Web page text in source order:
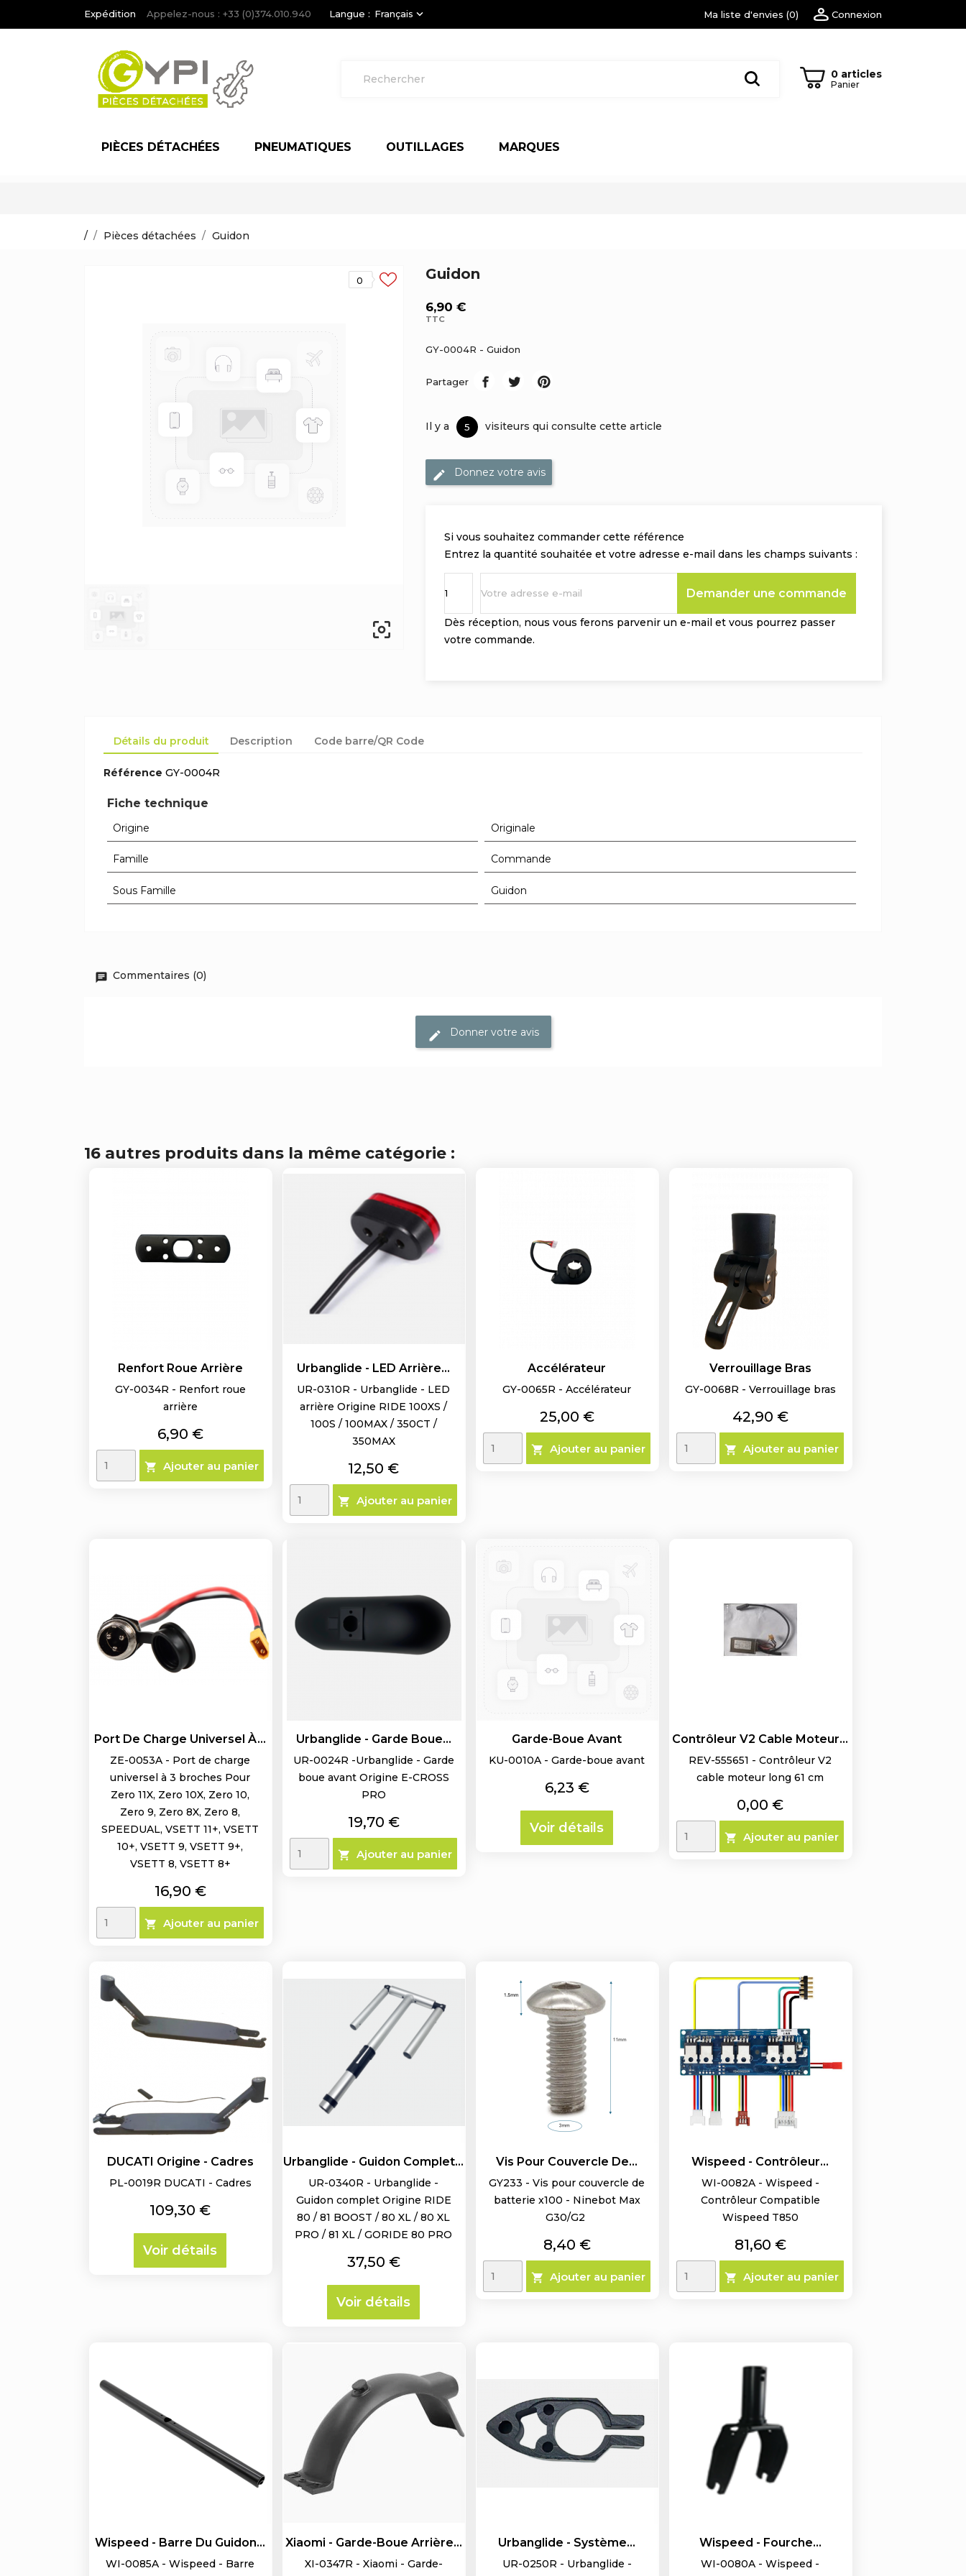
Expédition Appelez-nous : +33 (0)374.010.940 Langue : Français keyboard_arrow_down Ma liste d'envies (0) Connexion
0 articles
Panier
PIÈCES DÉTACHÉES PNEUMATIQUES OUTILLAGES MARQUES
/ Pièces détachées Guidon

0 Guidon
6,90 €
TTC
GY-0004R - Guidon
Partager
Il y a 5 visiteurs qui consulte cette article
Donnez votre avis
Si vous souhaitez commander cette référence
Entrez la quantité souhaitée et votre adresse e-mail dans les champs suivants :
Demander une commande
Dès réception, nous vous ferons parvenir un e-mail et vous pourrez passer
votre commande.
Détails du produit Description Code barre/QR Code
Référence GY-0004R
Fiche technique
Origine Originale
Famille Commande
Sous Famille Guidon
Commentaires (0)
Donner votre avis
16 autres produits dans la même catégorie :
Renfort Roue Arrière
GY-0034R - Renfort roue
arrière
Prix
6,90 €
 Ajouter au panier
Urbanglide - LED Arrière...
UR-0310R - Urbanglide - LED
arrière Origine RIDE 100XS /
100S / 100MAX / 350CT /
350MAX
Prix
12,50 €
 Ajouter au panier
Accélérateur
GY-0065R - Accélérateur
Prix
25,00 €
 Ajouter au panier
Verrouillage Bras
GY-0068R - Verrouillage bras
Prix
42,90 €
 Ajouter au panier
Port De Charge Universel À...
ZE-0053A - Port de charge
universel à 3 broches Pour
Zero 11X, Zero 10X, Zero 10,
Zero 9, Zero 8X, Zero 8,
SPEEDUAL, VSETT 11+, VSETT
10+, VSETT 9, VSETT 9+,
VSETT 8, VSETT 8+
Prix
16,90 €
 Ajouter au panier
Urbanglide - Garde Boue...
UR-0024R -Urbanglide - Garde
boue avant Origine E-CROSS
PRO
Prix
19,70 €
 Ajouter au panier
Garde-Boue Avant
KU-0010A - Garde-boue avant
Prix
6,23 €
Voir détails
Contrôleur V2 Cable Moteur...
REV-555651 - Contrôleur V2
cable moteur long 61 cm
Prix
0,00 €
 Ajouter au panier
DUCATI Origine - Cadres
PL-0019R DUCATI - Cadres
Prix
109,30 €
Voir détails
Urbanglide - Guidon Complet...
UR-0340R - Urbanglide -
Guidon complet Origine RIDE
80 / 81 BOOST / 80 XL / 80 XL
PRO / 81 XL / GORIDE 80 PRO
Prix
37,50 €
Voir détails
Vis Pour Couvercle De...
GY233 - Vis pour couvercle de
batterie x100 - Ninebot Max
G30/G2
Prix
8,40 €
 Ajouter au panier
Wispeed - Contrôleur...
WI-0082A - Wispeed -
Contrôleur Compatible
Wispeed T850
Prix
81,60 €
 Ajouter au panier
Wispeed - Barre Du Guidon...
WI-0085A - Wispeed - Barre
Xiaomi - Garde-Boue Arrière...
XI-0347R - Xiaomi - Garde-
Urbanglide - Système...
UR-0250R - Urbanglide -
Wispeed - Fourche...
WI-0080A - Wispeed -